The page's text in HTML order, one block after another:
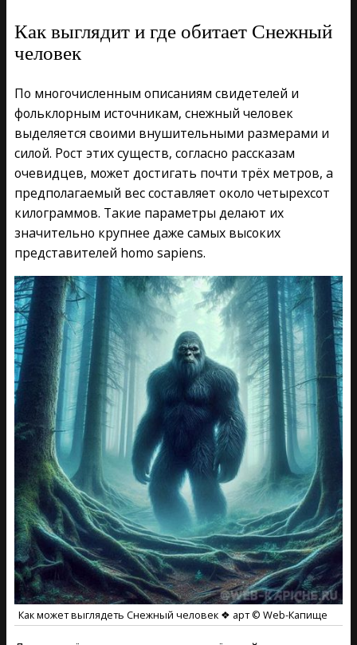
Как выглядит и где обитает Снежный
человек
По многочисленным описаниям свидетелей и
фольклорным источникам, снежный человек
выделяется своими внушительными размерами и
силой. Рост этих существ, согласно рассказам
очевидцев, может достигать почти трёх метров, а
предполагаемый вес составляет около четырехсот
килограммов. Такие параметры делают их
значительно крупнее даже самых высоких
представителей homo sapiens.
Как может выглядеть Снежный человек ❖ арт © Web-Капище